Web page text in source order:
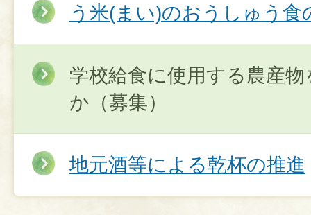
う米(まい)のおうしゅう食
学校給食に使用する農産
か（募集）
地元酒等による乾杯の推進